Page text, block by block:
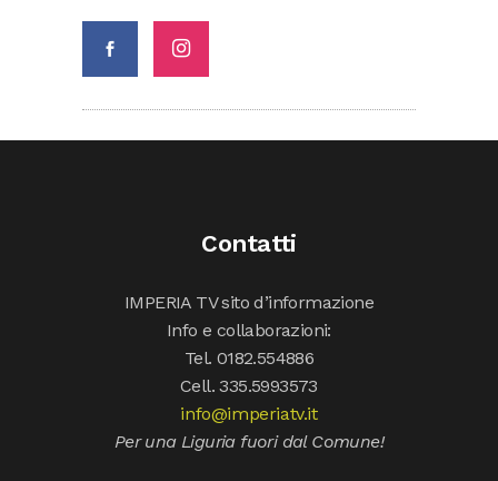
Contatti
IMPERIA TV sito d’informazione
Info e collaborazioni:
Tel. 0182.554886
Cell. 335.5993573
info@imperiatv.it
Per una Liguria fuori dal Comune!